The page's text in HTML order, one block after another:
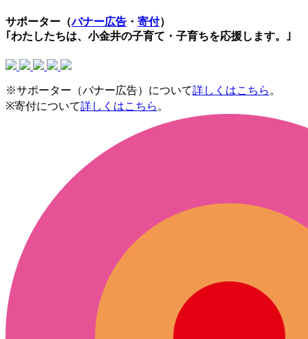
サポーター（バナー広告 ・ 寄付）
｢わたしたちは、小金井の子育て・子育ちを応援します。｣
※サポーター（バナー広告）について詳しくはこちら 。
※寄付について詳しくはこちら 。